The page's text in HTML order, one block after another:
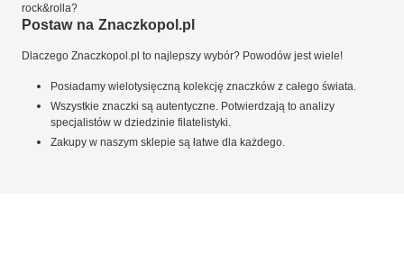
rock&rolla?
Postaw na Znaczkopol.pl
Dlaczego Znaczkopol.pl to najlepszy wybór? Powodów jest wiele!
Posiadamy wielotysięczną kolekcję znaczków z całego świata.
Wszystkie znaczki są autentyczne. Potwierdzają to analizy
specjalistów w dziedzinie filatelistyki.
Zakupy w naszym sklepie są łatwe dla każdego.